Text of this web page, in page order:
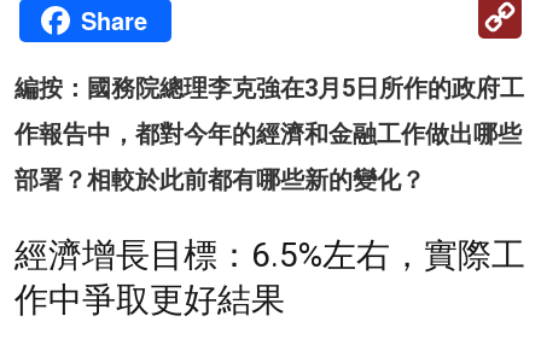
Share
編按：國務院總理李克強在3月5日所作的政府工
作報告中，都對今年的經濟和金融工作做出哪些
部署？相較於此前都有哪些新的變化？
經濟增長目標：6.5%左右，實際工
作中爭取更好結果